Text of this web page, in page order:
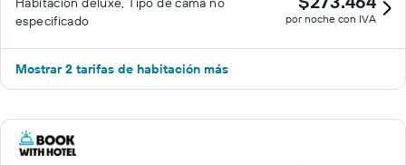
especificado
por noche con IVA
Mostrar 2 tarifas de habitación más